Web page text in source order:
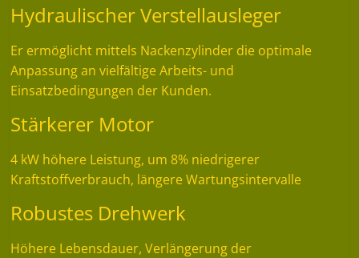
Hydraulischer Verstellausleger
Er ermöglicht mittels Nackenzylinder die optimale
Anpassung an vielfältige Arbeits- und
Einsatzbedingungen der Kunden.
Stärkerer Motor
4 kW höhere Leistung, um 8% niedrigerer
Kraftstoffverbrauch, längere Wartungsintervalle
Robustes Drehwerk
Höhere Lebensdauer, Verlängerung der